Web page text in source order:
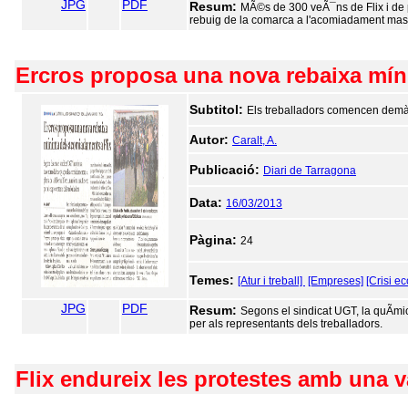
JPG PDF Resum: MÃ©s de 300 veÃ¯ns de Flix i
rebuig de la comarca a l'acomiadament
Ercros proposa una nova rebaixa
Subtitol: Els treballadors comencen
Autor: Caralt, A.
Publicació: Diari de Tarragona
Data: 16/03/2013
Pàgina: 24
Temes: [Atur i treball] [Empreses] [Crisi
JPG PDF Resum: Segons el sindicat UGT, la
per als representants dels treballadors.
Flix endureix les protestes amb una